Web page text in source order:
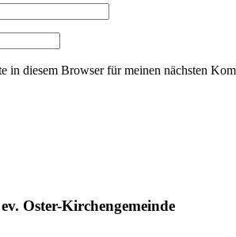
in diesem Browser für meinen nächsten
Oster-Kirchengemeinde